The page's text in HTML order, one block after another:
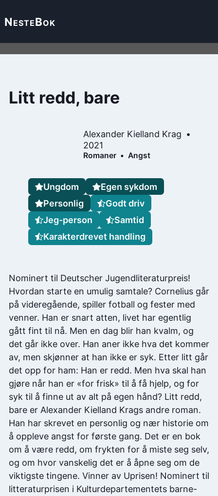
NesteBok
Litt redd, bare
Alexander Kielland Krag
2021
Romaner Angst
Nominert til Deutscher Jugendliteraturpreis!
Hvordan starte en umulig samtale? Cornelius går
på videregående, spiller fotball og fester med
venner. Han er snart atten, livet har egentlig
gått fint til nå. Men en dag blir han kvalm, og
det går ikke over. Han aner ikke hva det kommer
av, men skjønner at han ikke er syk. Etter litt går
det opp for ham: Han er redd. Men hva skal han
gjøre når han er «for frisk» til å få hjelp, og for
syk til å finne ut av alt på egen hånd? Litt redd,
bare er Alexander Kielland Krags andre roman.
Han har skrevet en personlig og nær historie om
å oppleve angst for første gang. Det er en bok
om å være redd, om frykten for å miste seg selv,
og om hvor vanskelig det er å åpne seg om de
viktigste tingene. Vinner av Uprisen! Nominert til
litteraturprisen i Kulturdepartementets barne-
Ungdom
Egen sykdom
Personlig
Godt driv
Jeg-person
Samtid
Karakterdrevet handling